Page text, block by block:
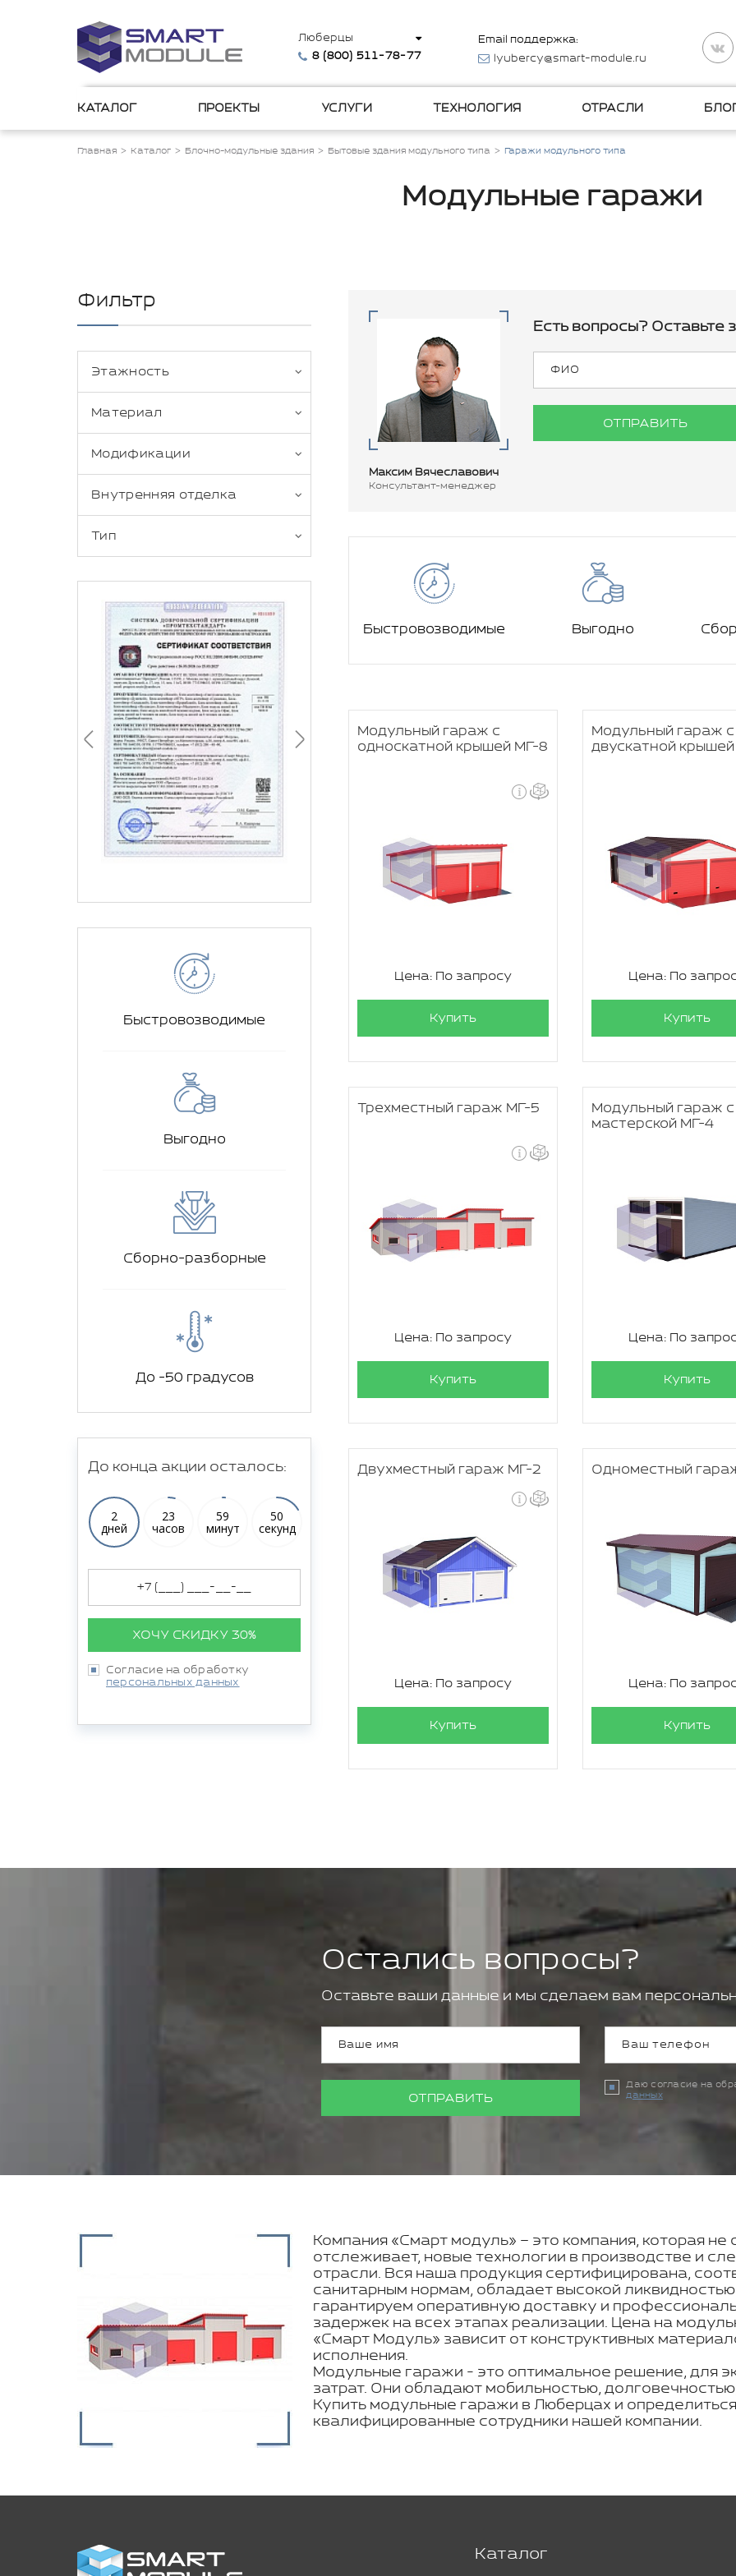
Люберцы
8 (800) 511-78-77
Email поддержка:
lyubercy@smart-module.ru
КАТАЛОГ ПРОЕКТЫ УСЛУГИ ТЕХНОЛОГИЯ ОТРАСЛИ
Главная Каталог Блочно-модульные здания Бытовые здания модульного типа Гаражи модульного типа
Модульные гаражи
Фильтр
Этажность
Материал
Модификации
Внутренняя отделка
Тип
Быстровозводимые
Выгодно
Сборно-разборные
До -50 градусов
До конца акции осталось:
2
дней
23
часов
59
минут
49
секунд
ХОЧУ СКИДКУ 30%
Согласие на обработку
персональных данных
Максим Вячеславович
Консультант-менеджер
Есть вопросы? Оставьте
ОТПРАВИТЬ
Быстровозводимые Выгодно
Модульный гараж с
односкатной крышей МГ-8
Цена: По запросу
Купить
Модульный гараж с
двускатной
Цена: По
Купить
Трехместный гараж МГ-5
Цена: По запросу
Купить
Модульный гараж с
мастерской МГ-4
Цена: По
Купить
Двухместный гараж МГ-2
Цена: По запросу
Купить
Одноместный
Цена: По
Купить
Остались вопросы?
Оставьте ваши данные и мы сделаем вам
ОТПРАВИТЬ
Даю согласие на
данных
Компания «Смарт модуль» – это компания, которая не
отслеживает, новые технологии в производстве и
отрасли. Вся наша продукция сертифицирована,
санитарным нормам, обладает высокой
гарантируем оперативную доставку и
задержек на всех этапах реализации. Цена на
«Смарт Модуль» зависит от конструктивных
исполнения.
Модульные гаражи - это оптимальное решение, для
затрат. Они обладают мобильностью,
Купить модульные гаражи в Люберцах и
квалифицированные сотрудники нашей компании.
Каталог